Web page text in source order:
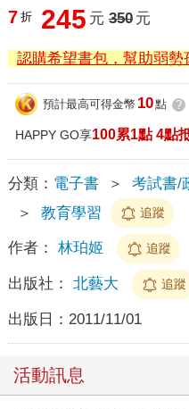
7 折 245 元 350 元
認購希望書包，幫助弱勢
預計最高可得金幣 10點 ?
HAPPY GO享100累1點 4點
分類： 電子書 ＞ 考試書/
＞
教育學習 追蹤
作者： 林珀姬 追蹤
出版社： 北藝大 追蹤
出版日： 2011/11/01
活動訊息